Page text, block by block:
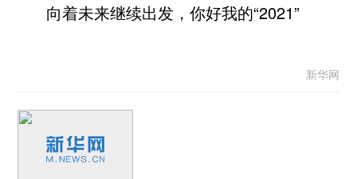
向着未来继续出发，你好我的“2021”
新华网